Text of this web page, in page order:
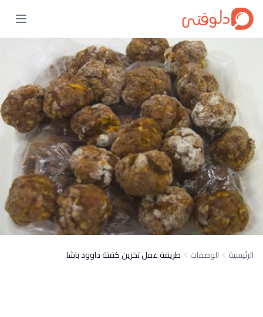
الرئيسية الوصفات طريقة عمل تخزين كفتة داوود باشا